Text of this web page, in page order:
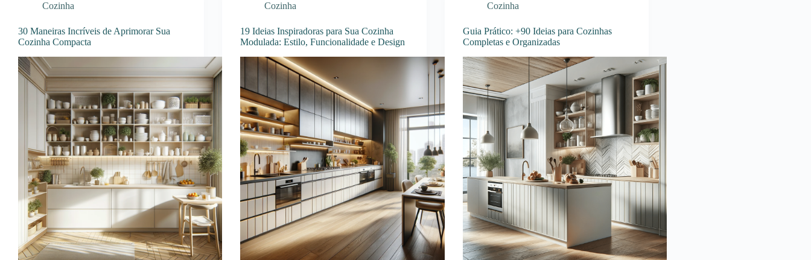
Cozinha
30 Maneiras Incríveis de Aprimorar Sua
Cozinha Compacta
Cozinha
19 Ideias Inspiradoras para Sua Cozinha
Modulada: Estilo, Funcionalidade e Design
Cozinha
Guia Prático: +90 Ideias para Cozinhas
Completas e Organizadas